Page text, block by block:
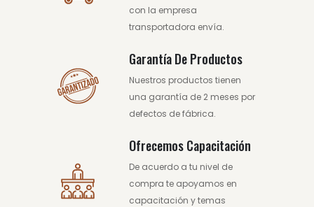
con la empresa
transportadora envía.
Garantía De Productos
Nuestros productos tienen
una garantía de 2 meses por
defectos de fábrica.
Ofrecemos Capacitación
De acuerdo a tu nivel de
compra te apoyamos en
capacitación y temas